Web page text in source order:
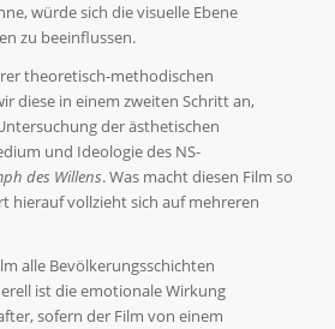
würde sich die visuelle Ebene
zu beeinflussen.
theoretisch-methodischen
diese in einem zweiten Schritt an,
der ästhetischen
und Ideologie des NS-
des Willens. Was macht diesen Film so
hierauf vollzieht sich auf mehreren
alle Bevölkerungsschichten
ist die emotionale Wirkung
sofern der Film von einem